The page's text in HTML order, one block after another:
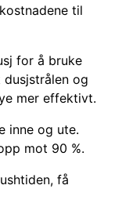
til
for å bruke
dusjstrålen og
mer effektivt.
inne og ute.
mot 90 %.
få